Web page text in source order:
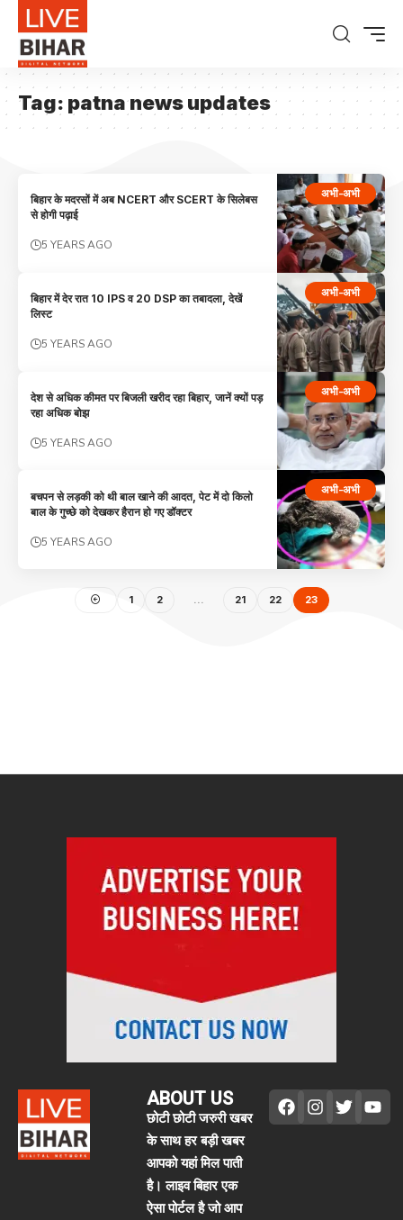
Tag: patna news updates
अभी-अभी
बिहार के मदरसों में अब NCERT और SCERT के सिलेबस
से होगी पढ़ाई
5 YEARS AGO
अभी-अभी
बिहार में देर रात 10 IPS व 20 DSP का तबादला, देखें
लिस्‍ट
5 YEARS AGO
अभी-अभी
देश से अधिक कीमत पर बिजली खरीद रहा बिहार, जानें क्यों पड़
रहा अधिक बोझ
5 YEARS AGO
अभी-अभी
बचपन से लड़की को थी बाल खाने की आदत, पेट में दो किलो
बाल के गुच्छे को देखकर हैरान हो गए डॉक्टर
5 YEARS AGO
1 2 … 21 22 23
ABOUT US
छोटी छोटी जरुरी खबर
के साथ हर बड़ी खबर
आपको यहां मिल पाती
है। लाइव बिहार एक
ऐसा पोर्टल है जो आप